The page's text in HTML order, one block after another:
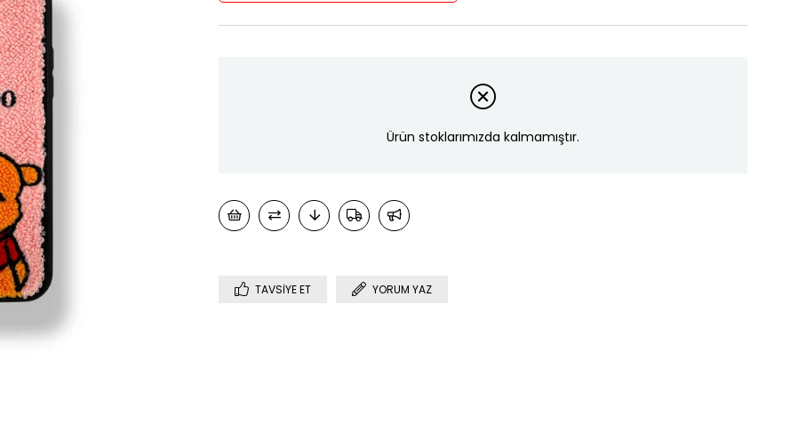
Ürün stoklarımızda kalmamıştır.
TAVSIYE ET YORUM YAZ